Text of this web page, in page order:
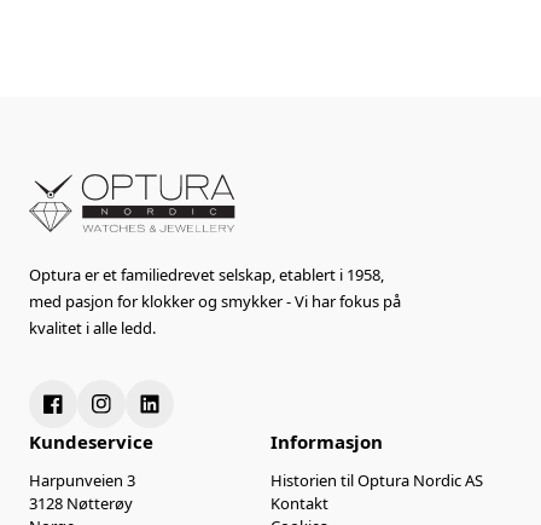
Optura er et familiedrevet selskap, etablert i 1958,
med pasjon for klokker og smykker - Vi har fokus på
kvalitet i alle ledd.
Kundeservice
Harpunveien 3
3128 Nøtterøy
Informasjon
Historien til Optura Nordic AS
Kontakt